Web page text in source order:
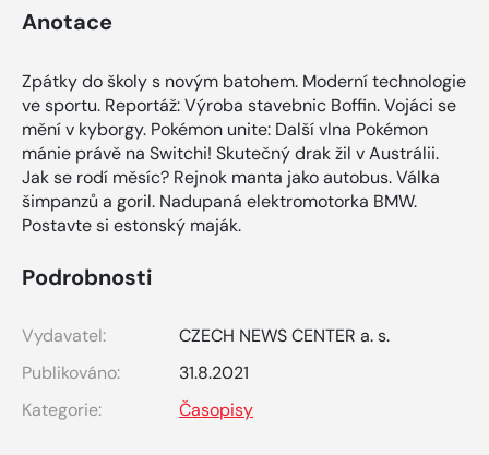
Anotace
Zpátky do školy s novým batohem. Moderní technologie
ve sportu. Reportáž: Výroba stavebnic Boffin. Vojáci se
mění v kyborgy. Pokémon unite: Další vlna Pokémon
mánie právě na Switchi! Skutečný drak žil v Austrálii.
Jak se rodí měsíc? Rejnok manta jako autobus. Válka
šimpanzů a goril. Nadupaná elektromotorka BMW.
Postavte si estonský maják.
Podrobnosti
Vydavatel:
CZECH NEWS CENTER a. s.
Publikováno:
31.8.2021
Kategorie:
Časopisy